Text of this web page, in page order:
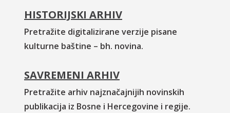
HISTORIJSKI ARHIV
Pretražite digitalizirane verzije pisane
kulturne baštine – bh. novina.
SAVREMENI ARHIV
Pretražite arhiv najznačajnijih novinskih
publikacija iz Bosne i Hercegovine i regije.